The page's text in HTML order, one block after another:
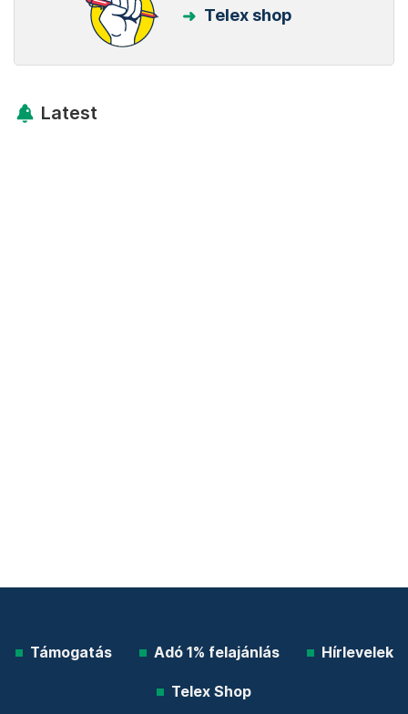
Telex shop
Latest
Támogatás Adó 1% felajánlás Hírlevelek
Telex Shop